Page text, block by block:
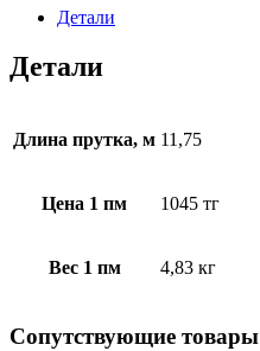
Детали
Детали
Длина прутка, м 11,75
Цена 1 пм 1045 тг
Вес 1 пм 4,83 кг
Cопутствующие товары